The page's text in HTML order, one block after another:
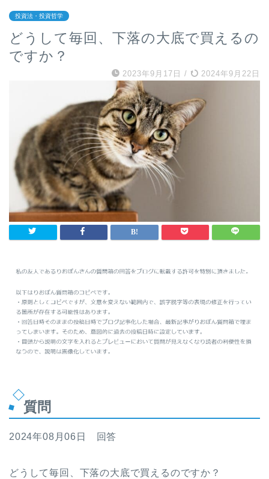
投資法・投資哲学
どうして毎回、下落の大底で買えるの
ですか？
2023年9月17日 / 2024年9月22日
質問
2024年08月06日 回答
どうして毎回、下落の大底で買えるのですか？